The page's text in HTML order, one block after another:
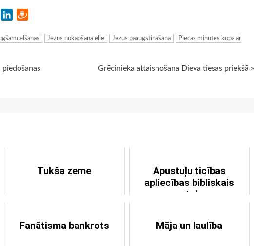
TelegramLinkedIn
Jēzus nokāpšana ellē Jēzus paaugstināšana
Piecas minūtes kopā ar
Grēcinieka attaisnošana Dieva tiesas priekšā »
Tukša zeme
Apustuļu ticības
apliecības bibliskais
pamatojums
Fanātisma bankrots Māja un laulība